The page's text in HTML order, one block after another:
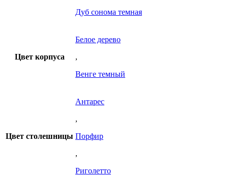
Дуб сонома темная
Цвет корпуса
Белое дерево
,
Венге темный
Цвет столешницы
Антарес
,
Порфир
,
Риголетто